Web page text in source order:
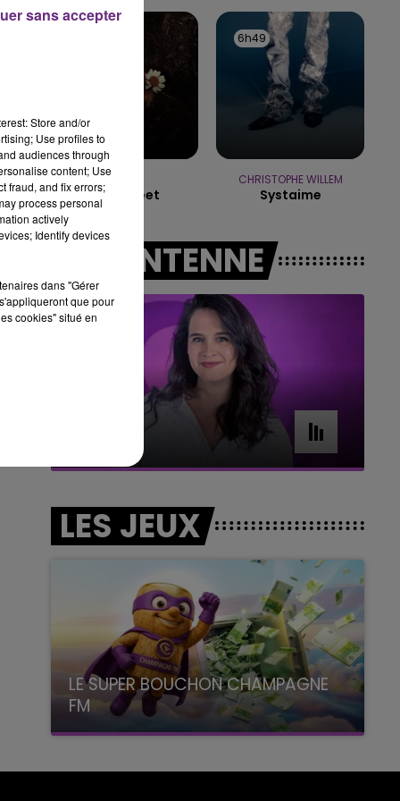
16h00 - 20h00
LE WEEK-END CHAMPAGNE FM
HOZIER
Too Sweet
6h49
6h49
CHRISTOPHE WILLEM
Systaime
A L'ANTENNE
LES JEUX
LE SUPER BOUCHON CHAMPAGNE
FM
avec La Famille Champagne FM, à 8H10
Store and/or
Use profiles to
audiences through
content; Use
fraud, and fix errors;
process personal
actively
Identify devices
dans "Gérer
que pour
cookies" situé en
sans accepter